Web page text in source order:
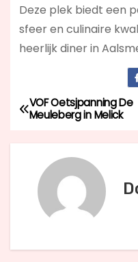
Deze plek biedt een
sfeer en culinaire
heerlijk diner in
B
e
h
VOF Oetsjpanning De
Meuleberg in Melick